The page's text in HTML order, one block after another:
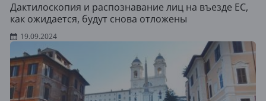
Дактилоскопия и распознавание лиц на въезде ЕС,
как ожидается, будут снова отложены
19.09.2024